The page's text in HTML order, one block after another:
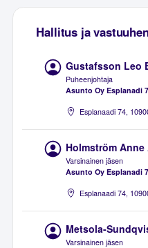
Hallitus ja
Gustafsson Leo
Puheenjohtaja
Asunto Oy Esplanadi
Esplanaadi 74,
Holmström
Varsinainen jäsen
Asunto Oy Esplanadi
Esplanaadi 74,
Metsola-
Varsinainen jäsen